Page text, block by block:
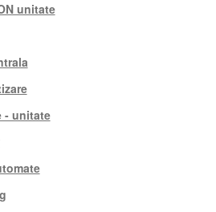
unitate
- unitate